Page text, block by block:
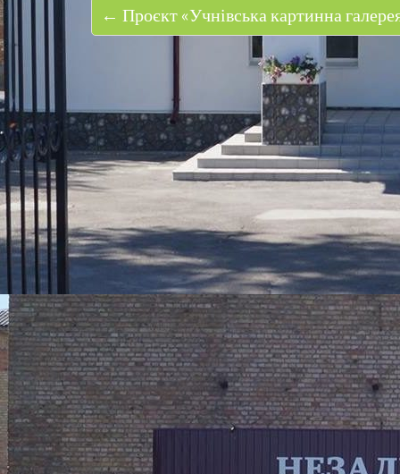
← Проєкт «Учнівська картинна